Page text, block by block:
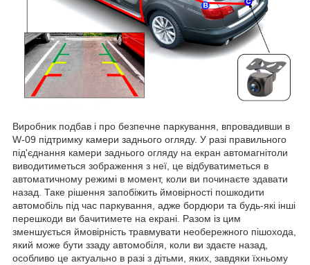
Виробник подбав і про безпечне паркування, впровадивши в
W-09 підтримку камери заднього огляду. У разі правильного
під'єднання камери заднього огляду на екран автомагнітоли
виводитиметься зображення з неї, це відбуватиметься в
автоматичному режимі в момент, коли ви починаєте здавати
назад. Таке рішення запобіжить ймовірності пошкодити
автомобіль під час паркування, адже бордюри та будь-які інші
перешкоди ви бачитимете на екрані. Разом із цим
зменшується ймовірність травмувати необережного пішохода,
який може бути ззаду автомобіля, коли ви здаєте назад,
особливо це актуально в разі з дітьми, яких, завдяки їхньому